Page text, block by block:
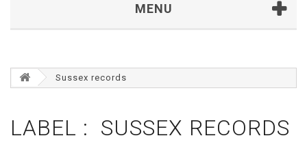
MENU
Sussex records
LABEL : SUSSEX RECORDS